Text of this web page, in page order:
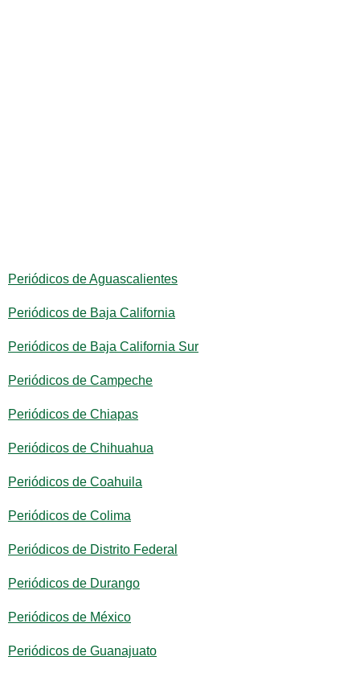
Periódicos de Aguascalientes
Periódicos de Baja California
Periódicos de Baja California Sur
Periódicos de Campeche
Periódicos de Chiapas
Periódicos de Chihuahua
Periódicos de Coahuila
Periódicos de Colima
Periódicos de Distrito Federal
Periódicos de Durango
Periódicos de México
Periódicos de Guanajuato